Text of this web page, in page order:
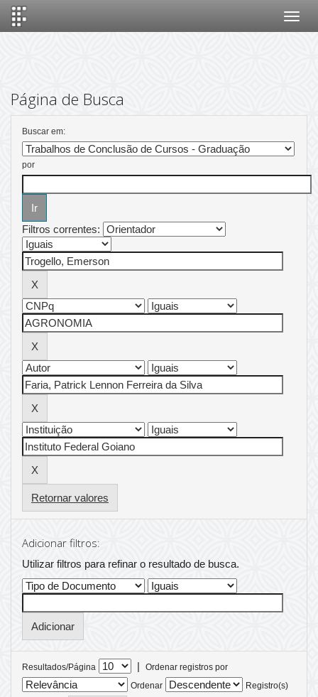
Página de Busca
Buscar em:
por
Filtros correntes:
Retornar valores
Adicionar filtros:
Utilizar filtros para refinar o resultado de busca.
Resultados/Página |
Ordenar registros por
Ordenar
Registro(s)